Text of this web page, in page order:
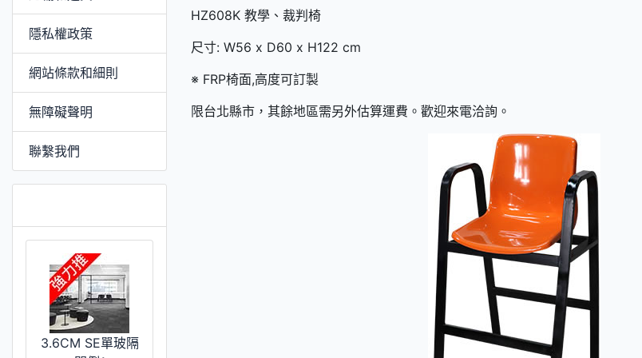
隱私權政策
網站條款和細則
無障礙聲明
聯繫我們
3.6CM SE單玻隔
HZ608K 教學、裁判椅
尺寸: W56 x D60 x H122 cm
※ FRP椅面,高度可訂製
限台北縣市，其餘地區需另外估算運費。歡迎來電洽詢。